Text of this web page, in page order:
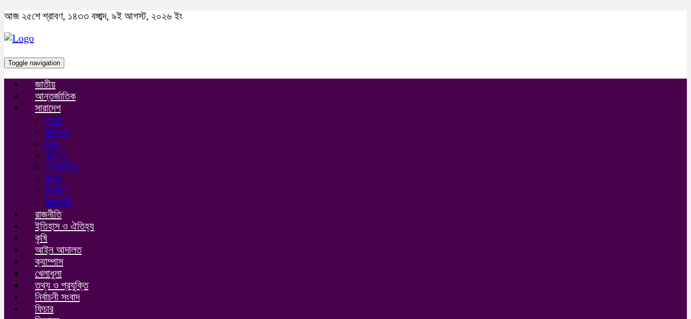
আজ ২৫শে শ্রাবণ, ১৪৩৩ বঙ্গাব্দ, ৯ই আগস্ট, ২০২৬ ইং
Toggle navigation
জাতীয়
আন্তর্জাতিক
সারাদেশ
খুলনা
চট্টগ্রাম
ঢাকা
বরিশাল
ময়মনসিংহ
রংপুর
সিলেট
রাজশাহী
রাজনীতি
ইতিহাস ও ঐতিহ্য
কৃষি
আইন আদালত
ক্যাম্পাস
খেলাধুলা
তথ্য ও প্রযুক্তি
নির্বাচনী সংবাদ
ফিচার